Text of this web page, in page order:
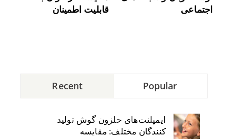
اجتماعی
قابلیت اطمینان
Popular
Recent
ایمپلنت‌های حلزون گوش تولید
کنندگان مختلف: مقایسه